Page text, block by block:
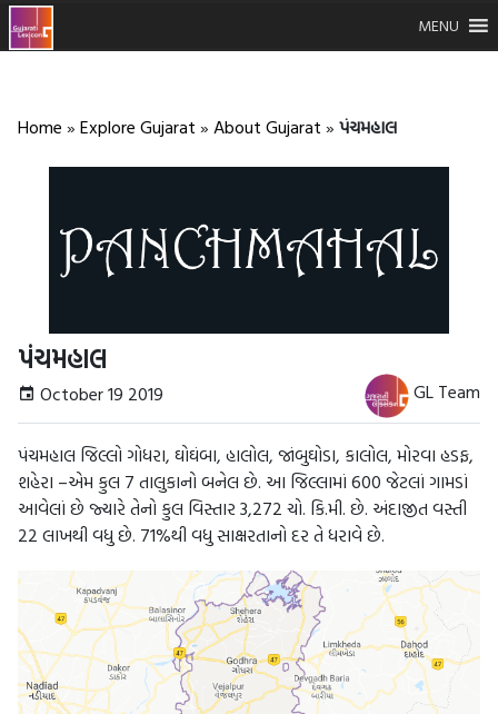
MENU
Home » Explore Gujarat » About Gujarat » પંચમહાલ
પંચમહાલ
October 19 2019 GL Team
પંચમહાલ જિલ્લો ગોધરા, ઘોઘંબા, હાલોલ, જાંબુઘોડા, કાલોલ, મોરવા હડફ,
શહેરા –એમ કુલ 7 તાલુકાનો બનેલ છે. આ જિલ્લામાં 600 જેટલાં ગામડાં
આવેલાં છે જ્યારે તેનો કુલ વિસ્તાર 3,272 ચો. કિ.મી. છે. અંદાજીત વસ્તી
22 લાખથી વધુ છે. 71%થી વધુ સાક્ષરતાનો દર તે ધરાવે છે.